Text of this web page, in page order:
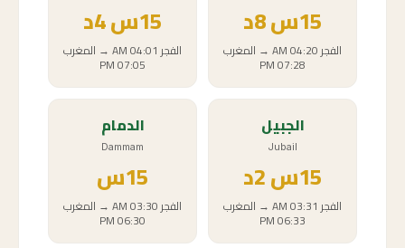
15س
الفجر04:20 AM
→ المغرب
07:28 PM
15س
الفجر 04:01 AM
→ المغرب
07:05 PM
الجبيل
Jubail
15س
الفجر 03:31 AM
→ المغرب
06:33 PM
الدمام
Dammam
15س
الفجر03:30 AM
→ المغرب
06:30 PM